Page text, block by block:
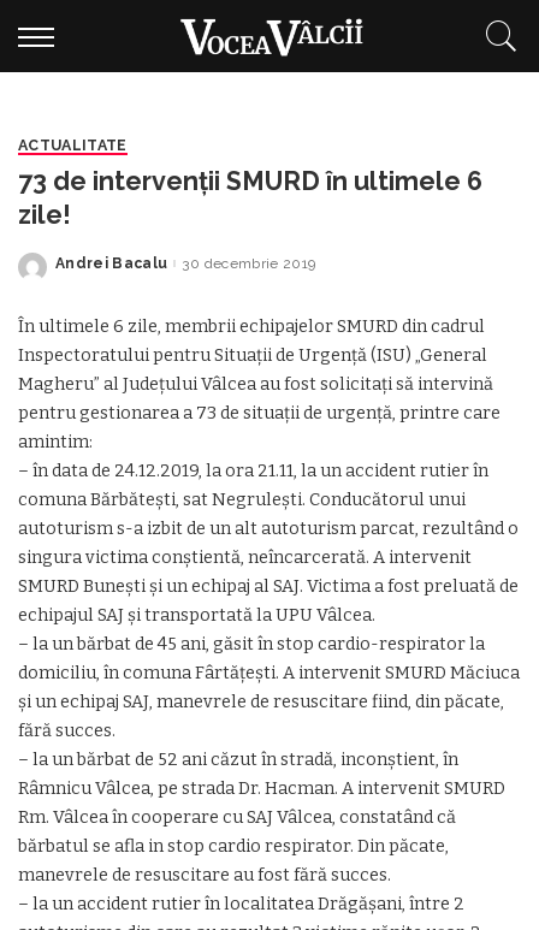
ACTUALITATE
73 de intervenții SMURD în ultimele 6
zile!
Posted
Andrei Bacalu 30 decembrie 2019
În ultimele 6 zile, membrii echipajelor SMURD din cadrul
Inspectoratului pentru Situaţii de Urgenţă (ISU) „General
Magheru” al Judeţului Vâlcea au fost solicitaţi să intervină
pentru gestionarea a 73 de situaţii de urgenţă, printre care
amintim:
– în data de 24.12.2019, la ora 21.11, la un accident rutier în
comuna Bărbătești, sat Negrulești. Conducătorul unui
autoturism s-a izbit de un alt autoturism parcat, rezultând o
singura victima conștientă, neîncarcerată. A intervenit
SMURD Bunești și un echipaj al SAJ. Victima a fost preluată de
echipajul SAJ și transportată la UPU Vâlcea.
– la un bărbat de 45 ani, găsit în stop cardio-respirator la
domiciliu, în comuna Fârtățești. A intervenit SMURD Măciuca
și un echipaj SAJ, manevrele de resuscitare fiind, din păcate,
fără succes.
– la un bărbat de 52 ani căzut în stradă, inconștient, în
Râmnicu Vâlcea, pe strada Dr. Hacman. A intervenit SMURD
Rm. Vâlcea în cooperare cu SAJ Vâlcea, constatând că
bărbatul se afla in stop cardio respirator. Din păcate,
manevrele de resuscitare au fost fără succes.
– la un accident rutier în localitatea Drăgășani, între 2